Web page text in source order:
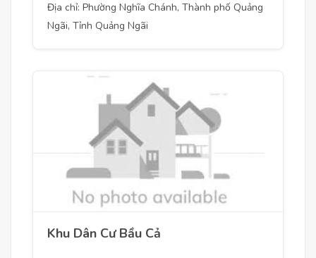
Địa chỉ: Phường Nghĩa Chánh, Thành phố Quảng
Ngãi, Tỉnh Quảng Ngãi
Khu Dân Cư Bầu Cả